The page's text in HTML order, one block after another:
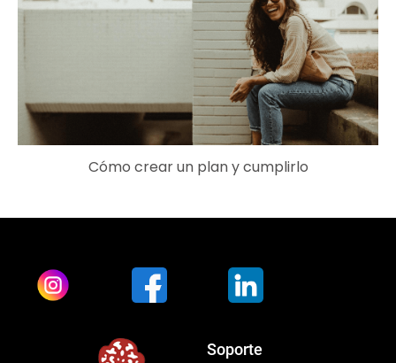
Cómo crear un plan y cumplirlo
Soporte